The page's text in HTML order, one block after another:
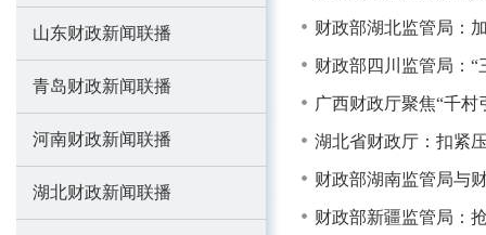
山东财政新闻联播
青岛财政新闻联播
河南财政新闻联播
湖北财政新闻联播
财政部湖北监管局：
财政部四川监管局：
广西财政厅聚焦“千
湖北省财政厅：扣紧
财政部湖南监管局与
财政部新疆监管局：